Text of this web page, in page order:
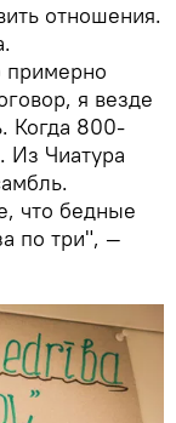
отношения.
примерно
я везде
Когда 800-
Из Чиатура
что бедные
по три", —